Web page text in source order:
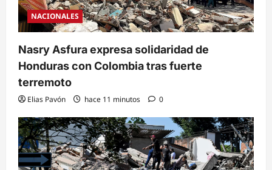
NACIONALES
Nasry Asfura expresa solidaridad de
Honduras con Colombia tras fuerte
terremoto
Elias Pavón hace 11 minutos 0